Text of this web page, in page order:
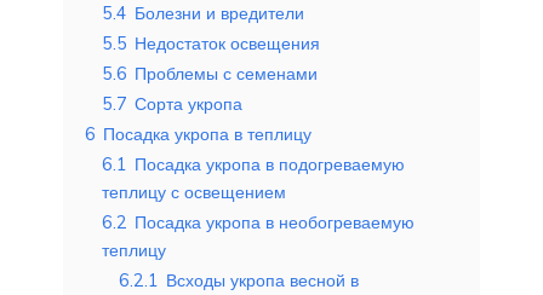
5.4 Болезни и вредители
5.5 Недостаток освещения
5.6 Проблемы с семенами
5.7 Сорта укропа
6 Посадка укропа в теплицу
6.1 Посадка укропа в подогреваемую
теплицу с освещением
6.2 Посадка укропа в необогреваемую
теплицу
6.2.1 Всходы укропа весной в